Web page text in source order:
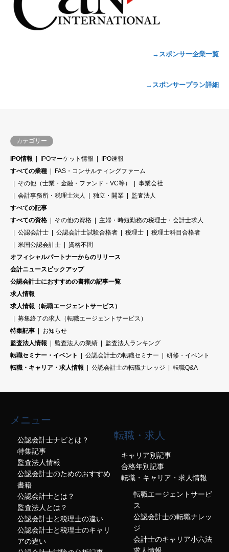
→スポンサー企業一覧
→スポンサープラン詳細
カテゴリー
IPO情報 IPOマーケット情報
IPO速報
すべての業種
FAS・コンサルティングファーム
その他（士業・金融・ファンド・VC等）
事業会社
会計事務所・税理士法人
独立・開業
監査法人
すべての記事
すべての資格
その他の資格
主婦・時短勤務の税理士・会計士求人
公認会計士
公認会計士試験合格者 税理士
税理士科目合格者
米国公認会計士
資格不問
オフィシャルパートナーからのリリース
会計ニュースピックアップ
公認会計士におすすめの書籍の記事一覧
求人情報
求人情報（転職エージェントサービス）
募集終了の求人（転職エージェントサービス）
特集記事
お知らせ
監査法人情報
監査法人の業績
監査法人ランキング
転職セミナー・イベント
公認会計士の転職セミナー
研修・イベント
転職・キャリア・求人情報
公認会計士の転職ナレッジ 転職Q&A
メニュー
公認会計士ナビとは？
特集記事
監査法人情報
公認会計士のためのおすすめ
書籍
公認会計士とは？
監査法人とは？
公認会計士と税理士の違い
公認会計士と税理士のキャリ
アの違い
転職・求人
キャリア別記事
合格年別記事
転職・キャリア・求人情報
転職エージェントサービ
ス
公認会計士の転職ナレッ
ジ
会計士のキャリア小六法
求人情報